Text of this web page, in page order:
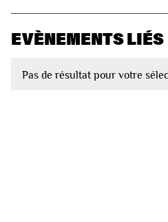
EVÈNEMENTS LIÉS
Pas de résultat pour votre